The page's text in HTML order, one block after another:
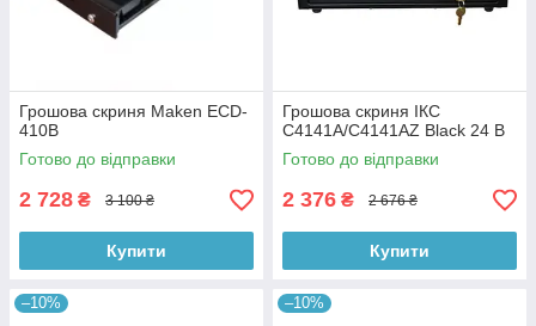
Грошова скриня Maken ECD-
410B
Готово до відправки
2 728 ₴ 3 100 ₴
Купити
Грошова скриня ІКС
C4141A/C4141AZ Black 24 В
Готово до відправки
2 376 ₴ 2 676 ₴
Купити
–10% –10%